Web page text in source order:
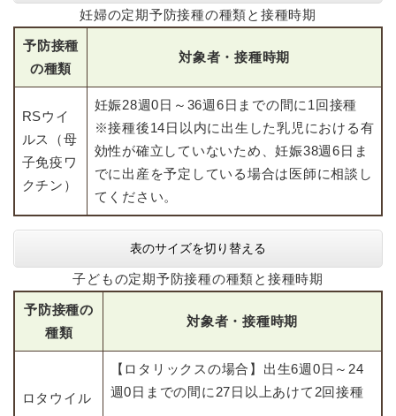
妊婦の定期予防接種の種類と接種時期
予防接種
の種類
対象者・接種時期
RSウイ
ルス（母
子免疫ワ
クチン）
妊娠28週0日～36週6日までの間に1回接種
※接種後14日以内に出生した乳児における有
効性が確立していないため、妊娠38週6日ま
でに出産を予定している場合は医師に相談し
てください。
表のサイズを切り替える
子どもの定期予防接種の種類と接種時期
予防接種の
種類
対象者・接種時期
ロタウイル
【ロタリックスの場合】出生6週0日～24
週0日までの間に27日以上あけて2回接種